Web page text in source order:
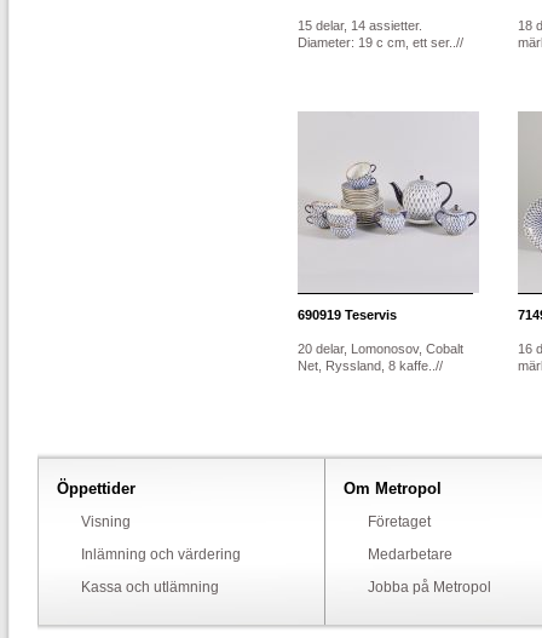
15 delar, 14 assietter.
Diameter: 19 c cm, ett ser..//
18
690919 Teservis
20 delar, Lomonosov, Cobalt
Net, Ryssland, 8 kaffe..//
16
Öppettider
Visning
Inlämning och värdering
Kassa och utlämning
Om Metropol
Företaget
Medarbetare
Jobba på Metropol